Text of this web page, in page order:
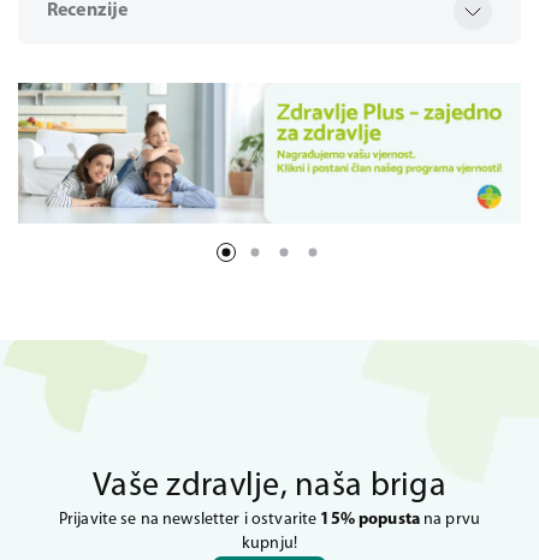
Recenzije
Vaše zdravlje, naša briga
Prijavite se na newsletter i ostvarite 15% popustana prvu
kupnju!